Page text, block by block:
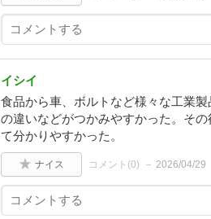
イシイ
食品から車、ボルトなど様々な工業
の違いなどがつかみやすかった。そ
て分かりやすかった。
ナイス コメント(0) 2026/04/29